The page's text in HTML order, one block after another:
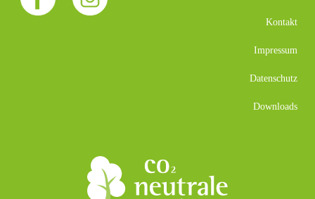
Kontakt
Impressum
Datenschutz
Downloads